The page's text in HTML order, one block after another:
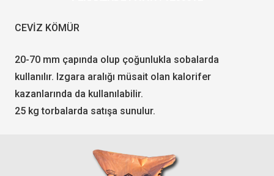
CEVİZ KÖMÜR
20-70 mm çapında olup çoğunlukla sobalarda
kullanılır. Izgara aralığı müsait olan kalorifer
kazanlarında da kullanılabilir.
25 kg torbalarda satışa sunulur.